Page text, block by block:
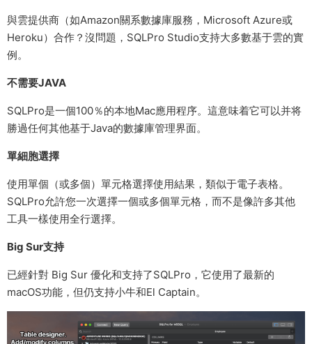
與雲提供商（如Amazon關系數據庫服務，Microsoft Azure或
Heroku）合作？沒問題，SQLPro Studio支持大多數基于雲的實
例。
不需要JAVA
SQLPro是一個100％的本地Mac應用程序。這意味着它可以并将
勝過任何其他基于Java的數據庫管理界面。
單細胞選擇
使用單個（或多個）單元格選擇使用結果，類似于電子表格。
SQLPro允許您一次選擇一個或多個單元格，而不是像許多其他
工具一樣使用全行選擇。
Big Sur支持
已經針對 Big Sur 優化和支持了SQLPro，它使用了最新的
macOS功能，但仍支持小牛和El Captain。